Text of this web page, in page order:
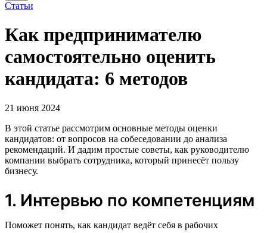
Статьи
Как предпринимателю
самостоятельно оценить
кандидата: 6 методов
21 июня 2024
В этой статье рассмотрим основные методы оценки
кандидатов: от вопросов на собеседовании до анализа
рекомендаций. И дадим простые советы, как руководителю
компании выбрать сотрудника, который принесёт пользу
бизнесу.
1. Интервью по компетенциям
Поможет понять, как кандидат ведёт себя в рабочих